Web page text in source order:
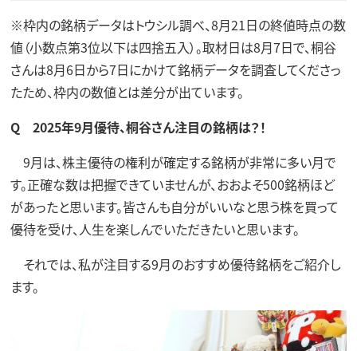
※枠内の銘柄データはトウシル調べ、8月21日の終値時点の数
値（小数点第3位以下は四捨五入）。取材日は8月7日で、桐谷
さんは8月6日から7日にかけて銘柄データを調査してくださっ
たため、枠内の数値とは差分が出ています。
Q 2025年9月優待、桐谷さん注目の銘柄は？！
9月は、株主優待の権利が確定する銘柄が非常に多い月で
す。正確な数は把握できていませんが、おおよそ500銘柄ほど
があったと思います。皆さんも自分がいいなと思う株を買って
優待を受け、人生を楽しんでいただきたいと思います。
それでは、私が注目する9月のおすすめ優待銘柄をご紹介し
ます。